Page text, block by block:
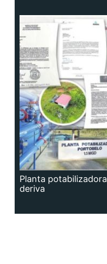
Planta
deriva